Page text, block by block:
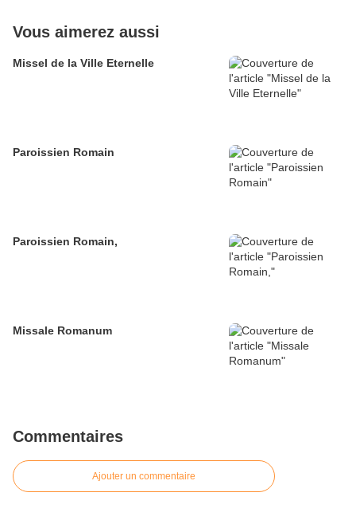
Vous aimerez aussi
Missel de la Ville Eternelle
Paroissien Romain
Paroissien Romain,
Missale Romanum
Commentaires
Ajouter un commentaire